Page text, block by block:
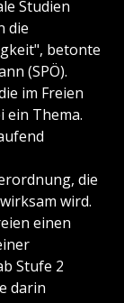
Studien
die
betonte
(SPÖ).
im Freien
ein Thema.
die
wird.
einen
Stufe 2
darin